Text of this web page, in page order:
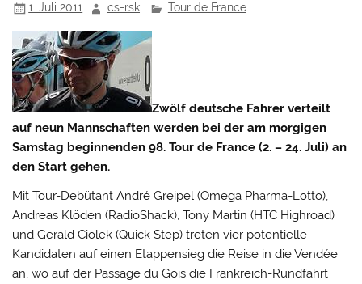
1. Juli 2011 cs-rsk Tour de France
Zwölf deutsche Fahrer verteilt
auf neun Mannschaften werden bei der am morgigen
Samstag beginnenden 98. Tour de France (2. – 24. Juli) an
den Start gehen.
Mit Tour-Debütant André Greipel (Omega Pharma-Lotto),
Andreas Klöden (RadioShack), Tony Martin (HTC Highroad)
und Gerald Ciolek (Quick Step) treten vier potentielle
Kandidaten auf einen Etappensieg die Reise in die Vendée
an, wo auf der Passage du Gois die Frankreich-Rundfahrt